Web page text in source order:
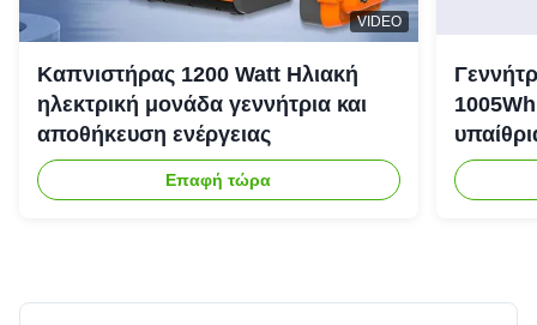
VIDEO
Καπνιστήρας 1200 Watt Ηλιακή
ηλεκτρική μονάδα γεννήτρια και
αποθήκευση ενέργειας
Επαφή τώρα